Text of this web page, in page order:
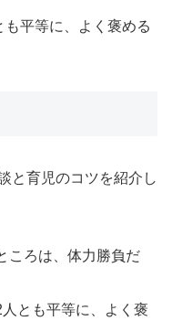
平等に、よく褒める
と育児のコツを紹介し
ころは、体力勝負だ
とも平等に、よく褒